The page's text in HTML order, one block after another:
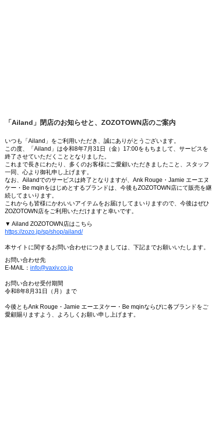
「Ailand」閉店のお知らせと、ZOZOTOWN店のご案内
いつも「Ailand」をご利用いただき、誠にありがとうございます。
この度、「Ailand」は令和8年7月31日（金）17:00をもちまして、サービスを
終了させていただくこととなりました。
これまで長きにわたり、多くのお客様にご愛顧いただきましたこと、スタッフ
一同、心より御礼申し上げます。
なお、Ailandでのサービスは終了となりますが、Ank Rouge・Jamie エーエヌ
ケー・Be mqinをはじめとするブランドは、今後もZOZOTOWN店にて販売を継
続してまいります。
これからも皆様にかわいいアイテムをお届けしてまいりますので、今後はぜひ
ZOZOTOWN店をご利用いただけますと幸いです。
▼ Ailand ZOZOTOWN店はこちら
https://zozo.jp/sp/shop/ailand/
本サイトに関するお問い合わせにつきましては、下記までお願いいたします。
お問い合わせ先
E-MAIL： info@vaxiv.co.jp
お問い合わせ受付期間
令和8年8月31日（月）まで
今後ともAnk Rouge・Jamie エーエヌケー・Be mqinならびに各ブランドをご
愛顧賜りますよう、よろしくお願い申し上げます。